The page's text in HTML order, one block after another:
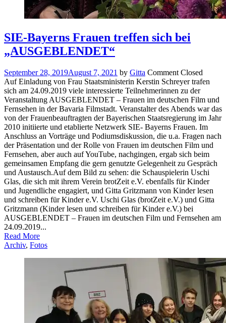
SIE-Bayerns Frauen treffen sich bei
„AUSGEBLENDET“
September 28, 2019August 7, 2021 by Gitta Comment Closed
Auf Einladung von Frau Staatsministerin Kerstin Schreyer trafen
sich am 24.09.2019 viele interessierte Teilnehmerinnen zu der
Veranstaltung AUSGEBLENDET – Frauen im deutschen Film und
Fernsehen in der Bavaria Filmstadt. Veranstalter des Abends war das
von der Frauenbeauftragten der Bayerischen Staatsregierung im Jahr
2010 initiierte und etablierte Netzwerk SIE- Bayerns Frauen. Im
Anschluss an Vorträge und Podiumsdiskussion, die u.a. Fragen nach
der Präsentation und der Rolle von Frauen im deutschen Film und
Fernsehen, aber auch auf YouTube, nachgingen, ergab sich beim
gemeinsamen Empfang die gern genutzte Gelegenheit zu Gespräch
und Austausch.Auf dem Bild zu sehen: die Schauspielerin Uschi
Glas, die sich mit ihrem Verein brotZeit e.V. ebenfalls für Kinder
und Jugendliche engagiert, und Gitta Gritzmann von Kinder lesen
und schreiben für Kinder e.V. Uschi Glas (brotZeit e.V.) und Gitta
Gritzmann (Kinder lesen und schreiben für Kinder e.V.) bei
AUSGEBLENDET – Frauen im deutschen Film und Fernsehen am
24.09.2019...
Read More
Archiv, Fotos